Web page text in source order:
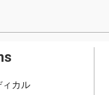
ィカル